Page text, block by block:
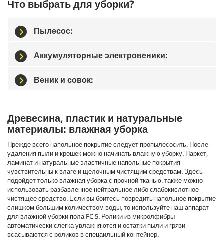
Что выбрать для уборки?
Пылесос:
Аккумуляторные электровеники:
Веник и совок:
Древесина, пластик и натуральные
материалы: влажная уборка
Прежде всего напольное покрытие следует пропылесосить. После
удаления пыли и крошек можно начинать влажную уборку. Паркет,
ламинат и натуральные эластичные напольные покрытия
чувствительны к влаге и щелочным чистящим средствам. Здесь
подойдет только влажная уборка с прочной тканью. также можно
использовать разбавленное нейтральное либо слабокислотное
чистящее средство. Если вы боитесь повредить напольное покрытие
слишком большим количеством воды, то используйте наш аппарат
для влажной уборки пола FC 5. Ролики из микролфибры
автоматически слегка увлажняются и остатки пыли и грязи
всасываются с роликов в спецаильный контейнер.